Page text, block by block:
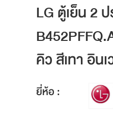
LG ตู้เย็น 2
คิว สีเทา อิน
ยี่ห้อ :